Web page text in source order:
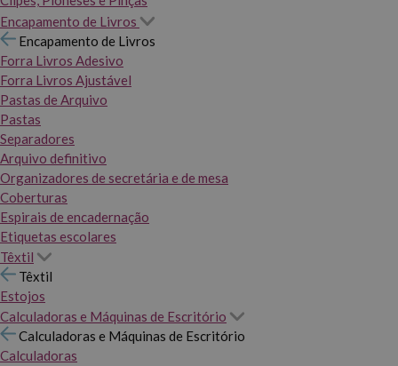
Encapamento de Livros
Encapamento de Livros
Forra Livros Adesivo
Forra Livros Ajustável
Pastas de Arquivo
Pastas
Separadores
Arquivo definitivo
Organizadores de secretária e de mesa
Coberturas
Espirais de encadernação
Etiquetas escolares
Têxtil
Têxtil
Estojos
Calculadoras e Máquinas de Escritório
Calculadoras e Máquinas de Escritório
Calculadoras